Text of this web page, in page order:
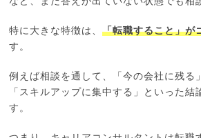
特に大きな特徴は、「転職すること」が
す。
例えば相談を通して、「今の会社に残る
「スキルアップに集中する」といった結
す。